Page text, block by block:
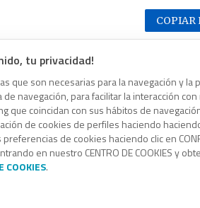
tu privacidad!
que son necesarias para la navegación y
navegación, para facilitar la interacción
que coincidan con sus hábitos de
de cookies de perfiles haciendo
de cookies haciendo clic en
en nuestro CENTRO DE COOKIES y
COOKIES.
COPIAR
haga clic en el botón.